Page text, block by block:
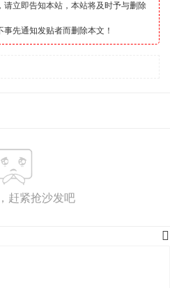
请立即告知本站，本站将及时予与删除
先通知发贴者而删除本文！
赶紧抢沙发吧
